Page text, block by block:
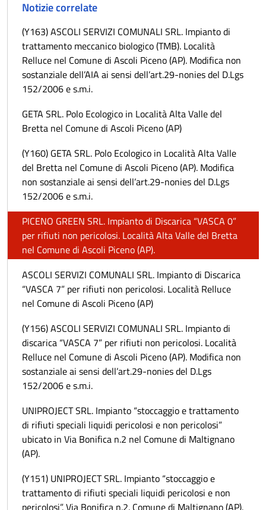
Notizie correlate
(Y163) ASCOLI SERVIZI COMUNALI SRL. Impianto di
trattamento meccanico biologico (TMB). Località
Relluce nel Comune di Ascoli Piceno (AP). Modifica non
sostanziale dell’AIA ai sensi dell’art.29-nonies del D.Lgs
152/2006 e s.m.i.
GETA SRL. Polo Ecologico in Località Alta Valle del
Bretta nel Comune di Ascoli Piceno (AP)
(Y160) GETA SRL. Polo Ecologico in Località Alta Valle
del Bretta nel Comune di Ascoli Piceno (AP). Modifica
non sostanziale ai sensi dell’art.29-nonies del D.Lgs
152/2006 e s.m.i.
PICENO GREEN SRL. Impianto di Discarica “VASCA 0”
per rifiuti non pericolosi. Località Alta Valle del Bretta
nel Comune di Ascoli Piceno (AP).
ASCOLI SERVIZI COMUNALI SRL. Impianto di Discarica
“VASCA 7” per rifiuti non pericolosi. Località Relluce
nel Comune di Ascoli Piceno (AP)
(Y156) ASCOLI SERVIZI COMUNALI SRL. Impianto di
discarica “VASCA 7” per rifiuti non pericolosi. Località
Relluce nel Comune di Ascoli Piceno (AP). Modifica non
sostanziale ai sensi dell’art.29-nonies del D.Lgs
152/2006 e s.m.i.
UNIPROJECT SRL. Impianto “stoccaggio e trattamento
di rifiuti speciali liquidi pericolosi e non pericolosi”
ubicato in Via Bonifica n.2 nel Comune di Maltignano
(AP).
(Y151) UNIPROJECT SRL. Impianto “stoccaggio e
trattamento di rifiuti speciali liquidi pericolosi e non
pericolosi”. Via Bonifica n.2. Comune di Maltignano (AP).